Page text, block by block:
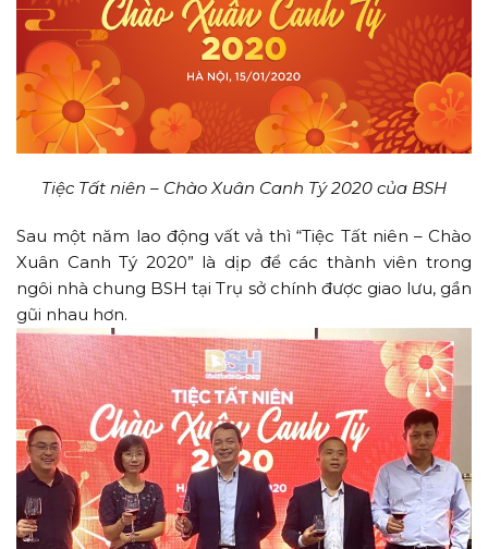
Tiệc Tất niên – Chào Xuân Canh Tý 2020 của BSH
Sau một năm lao động vất vả thì “Tiệc Tất niên – Chào
Xuân Canh Tý 2020” là dịp để các thành viên trong
ngôi nhà chung BSH tại Trụ sở chính được giao lưu, gần
gũi nhau hơn.